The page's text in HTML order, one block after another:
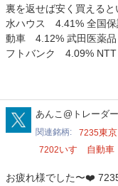
裏を返せば安く買える
水ハウス 4.41% 全国
動車 4.12% 武田医薬
フトバンク 4.09%
Sato123234545
あんこ@トレーダー
関連銘柄
7235東
7202いすゞ自動車
お疲れ様でした〜❤️